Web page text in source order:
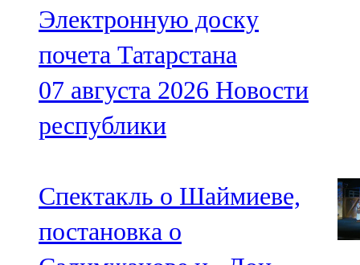
Электронную доску
почета Татарстана
07 августа 2026 Новости
республики
Спектакль о Шаймиеве,
постановка о